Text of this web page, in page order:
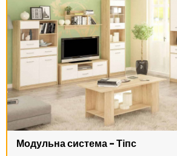
Модульна система - Тіпс